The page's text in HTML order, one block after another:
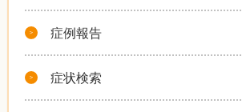
症例報告
症状検索